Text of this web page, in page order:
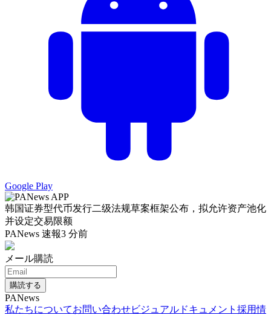
Google Play
韩国证券型代币发行二级法规草案框架公布，拟允许资产池化
并设定交易限额
PANews 速報3 分前
メール購読
購読する
PANews
私たちについてお問い合わせビジュアルドキュメント 採用情